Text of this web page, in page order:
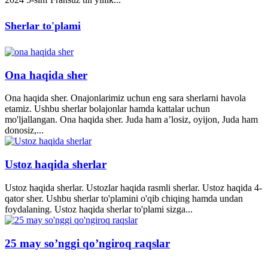
Sherlar to'plami
Ona haqida sher
Ona haqida sher. Onajonlarimiz uchun eng sara sherlarni havola
etamiz. Ushbu sherlar bolajonlar hamda kattalar uchun
mo'ljallangan. Ona haqida sher. Juda ham a’losiz, oyijon, Juda ham
donosiz,...
Ustoz haqida sherlar
Ustoz haqida sherlar. Ustozlar haqida rasmli sherlar. Ustoz haqida 4-
qator sher. Ushbu sherlar to'plamini o'qib chiqing hamda undan
foydalaning. Ustoz haqida sherlar to'plami sizga...
25 may so’nggi qo’ngiroq raqslar